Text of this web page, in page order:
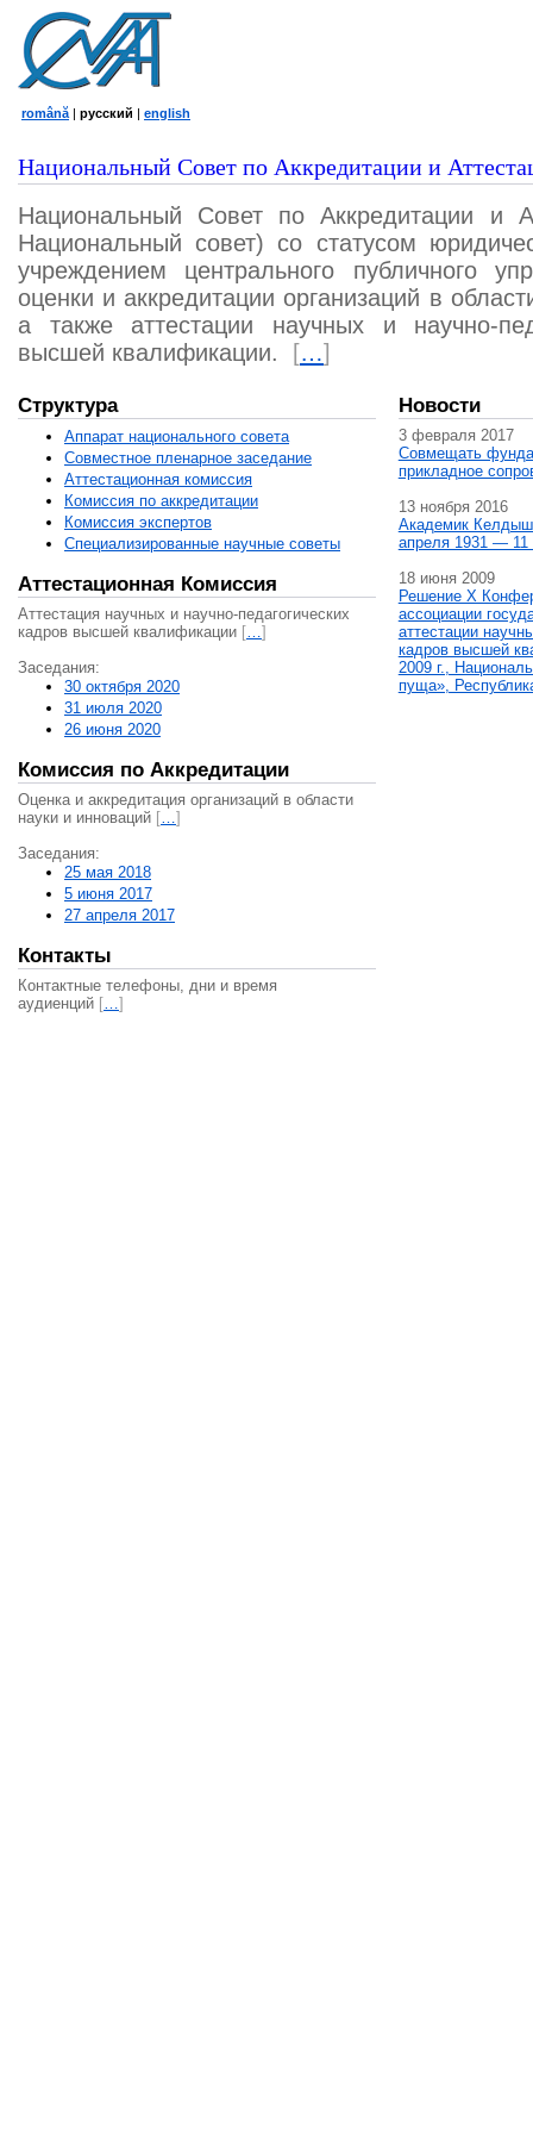
română | русский | english
Национальный Совет по Аккредитации и
Национальный Совет по Аккредитации и
Национальный совет) со статусом
учреждением центрального публичного
оценки и аккредитации организаций в
а также аттестации научных и научно-
высшей квалификации.
[…]
Структура
Аппарат национального совета
Совместное пленарное заседание
Аттестационная комисcия
Комиссия по аккредитации
Комиссия экспертов
Специализированные научные советы
Аттестационная Комиссия
Аттестация научных и научно-педагогических
кадров высшей квалификации […]
Заседания:
30 октября 2020
31 июля 2020
26 июня 2020
Комиссия по Аккредитации
Оценка и аккредитация организаций в области
науки и инноваций […]
Заседания:
25 мая 2018
5 июня 2017
27 апреля 2017
Контакты
Контактные телефоны, дни и время
аудиенций […]
Новости
3 февраля 2017
Совмещать
прикладное
13 ноября 2016
Академик
апреля 1931 — 11
18 июня 2009
Решение X
ассоциации
аттестации
кадров высшей
2009 г.,
пуща»,